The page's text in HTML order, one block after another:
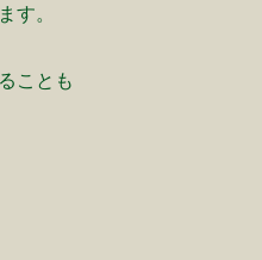
す。
ことも